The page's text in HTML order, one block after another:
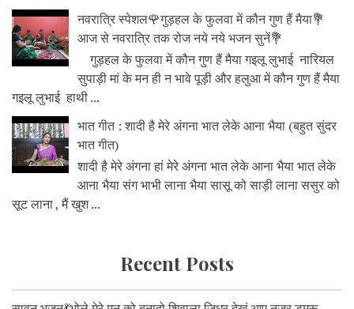
नवरात्रि स्पेशल🌹गुड़हल के फुलवा में कौन गुण हैं मैया💐
आज से नवरात्रि तक रोज नये नये भजन सुनें💐
गुड़हल के फुलवा में कौन गुण हैं मैया गइलू लुभाई नारियल
सुपाड़ी मां के मन ही न भावे पूड़ी और हलुआ में कौन गुण हैं मैया
गइलू लुभाई हाथी ...
भात गीत : शादी है मेरे अंगना भात लेके आना भैया (बहुत सुंदर
भात गीत)
शादी है मेरे अंगना हां मेरे अंगना भात लेके आना भैया भात लेके
आना भैया संग भाभी लाना भैया सासू को साड़ी लाना ससुर को
सूट लाना , मैं खुश ...
Recent Posts